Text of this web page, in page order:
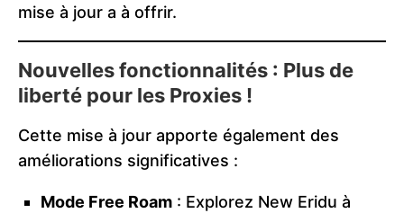
mise à jour a à offrir.
Nouvelles fonctionnalités : Plus de
liberté pour les Proxies !
Cette mise à jour apporte également des
améliorations significatives :
Mode Free Roam : Explorez New Eridu à